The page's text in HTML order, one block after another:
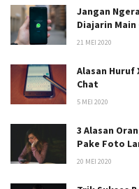
Jangan
Diajarin
21 MEI 2020
Alasan Huruf
Chat
5 MEI 2020
3 Alasan
Pake Foto
20 MEI 2020